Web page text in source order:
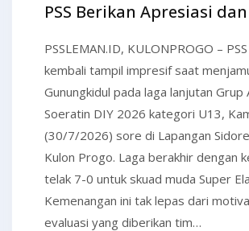
PSS Berikan Apresiasi
PSSLEMAN.ID, KULONPROGO –
kembali tampil impresif saat
Gunungkidul pada laga lanjutan Grup
Soeratin DIY 2026 kategori U13,
(30/7/2026) sore di Lapangan
Kulon Progo. Laga berakhir dengan
telak 7-0 untuk skuad muda Super
Kemenangan ini tak lepas dari
evaluasi yang diberikan tim…